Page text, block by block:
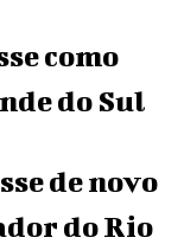
como
do Sul
de novo
do Rio